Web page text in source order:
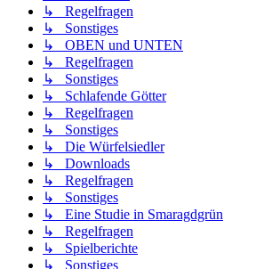
↳ Regelfragen
↳ Sonstiges
↳ OBEN und UNTEN
↳ Regelfragen
↳ Sonstiges
↳ Schlafende Götter
↳ Regelfragen
↳ Sonstiges
↳ Die Würfelsiedler
↳ Downloads
↳ Regelfragen
↳ Sonstiges
↳ Eine Studie in Smaragdgrün
↳ Regelfragen
↳ Spielberichte
↳ Sonstiges